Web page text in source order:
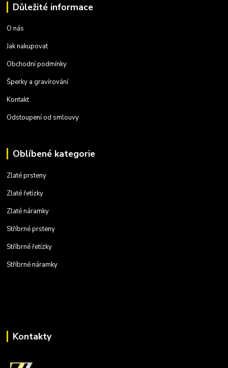
Důležité informace
O nás
Jak nakupovat
Obchodní podmínky
Šperky a gravírování
Kontakt
Odstoupení od smlouvy
Oblíbené kategorie
Zlaté prsteny
Zlaté řetízky
Zlaté náramky
Stříbrné prsteny
Stříbrné řetízky
Stříbrné náramky
Kontakty